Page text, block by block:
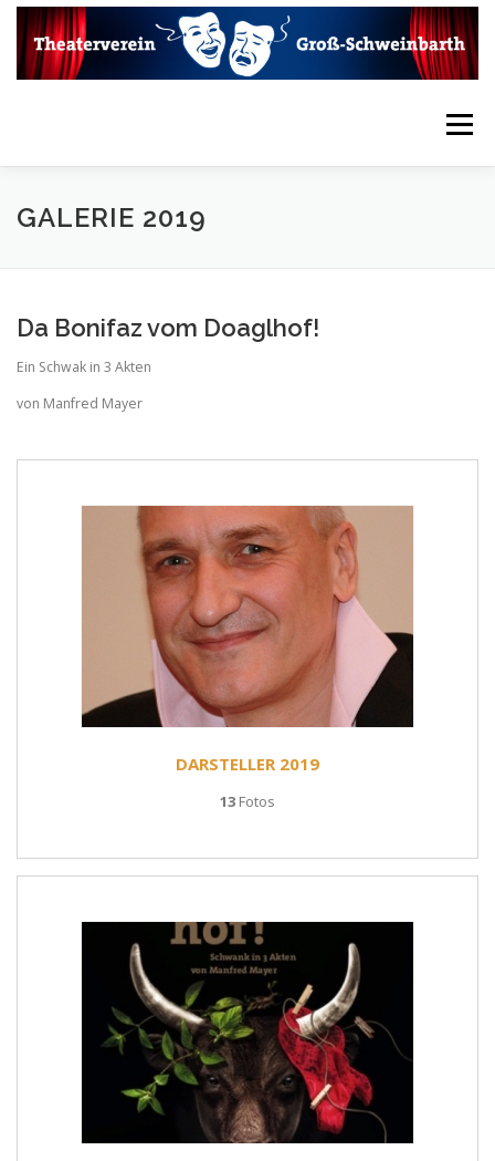
Zum
Inhalt
springen
Menü
HOME VEREIN
MEDIENARCHIV
GALERIE 2019
Da Bonifaz vom Doaglhof!
Ein Schwak in 3 Akten
von Manfred Mayer
DARSTELLER 2019
13 Fotos